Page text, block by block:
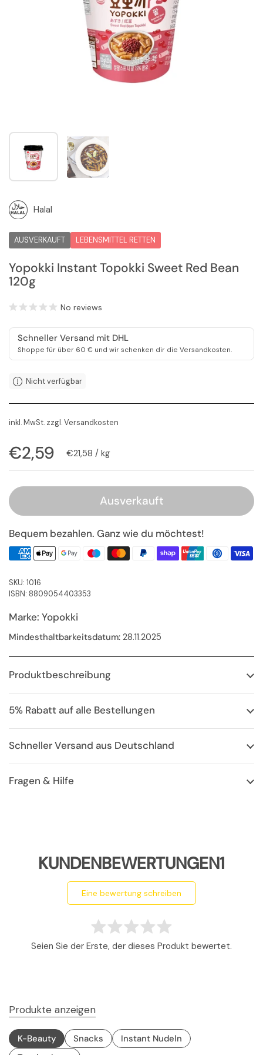
Zeige Folie 1 Zeige Folie 2
Halal
AUSVERKAUFT LEBENSMITTEL RETTEN
Yopokki Instant Topokki Sweet Red Bean
120g
No reviews
Schneller Versand mit DHL
Shoppe für über 60 € und wir schenken dir die Versandkosten.
Nicht verfügbar
inkl. MwSt. zzgl.Versandkosten
Regulärer Preis
€2,59 Stückpreis
€21,58 / kg
Ausverkauft
Bequem bezahlen. Ganz wie du möchtest!
SKU: 1016
ISBN: 8809054403353
Marke: Yopokki
Mindesthaltbarkeitsdatum: 28.11.2025
Produktbeschreibung
5% Rabatt auf alle Bestellungen
Schneller Versand aus Deutschland
Fragen & Hilfe
KUNDENBEWERTUNGEN1
eine bewertung schreiben
Seien Sie der Erste, der dieses Produkt bewertet.
Produkte anzeigen
K-Beauty Snacks
Instant Nudeln